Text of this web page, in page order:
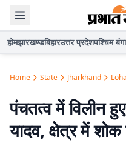
होमझारखण्डबिहारउत्तर प्रदेशपश्चिम
Home State Jharkhand
पंचतत्व में विलीन
यादव, क्षेत्र में